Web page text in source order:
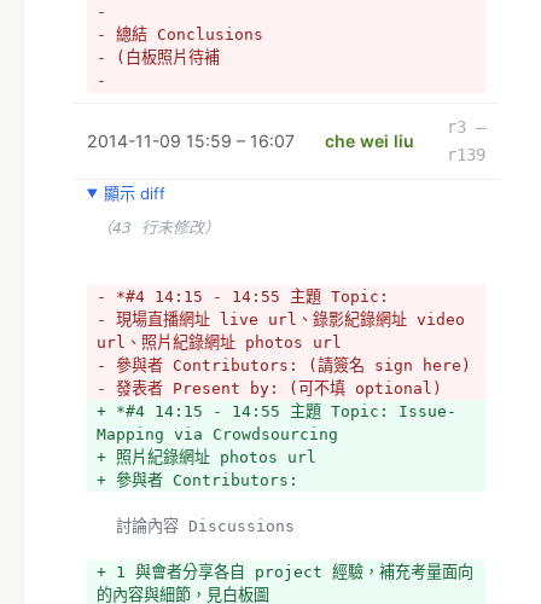
-
- 總結 Conclusions
- (白板照片待補
-
+ *與會者分享各自 project 經驗，補充考量面向
的內容與細節，見白板圖
+ *Tom Shih 聊到他想挖的坑，高雄氣爆與登革熱
之間的關係：
https://g0v.hackpad.com/NpPQ1UZc3Up
（24 行未修改）
2014-11-09 15:59 – 16:07 che wei liu
r3 –
r139
顯示 diff
（43 行未修改）
- *#4 14:15 - 14:55 主題 Topic:
- 現場直播網址 live url、錄影紀錄網址 video
url、照片紀錄網址 photos url
- 參與者 Contributors: (請簽名 sign here)
- 發表者 Present by: (可不填 optional)
+ *#4 14:15 - 14:55 主題 Topic: Issue-
Mapping via Crowdsourcing
+ 照片紀錄網址 photos url
+ 參與者 Contributors:
  討論內容 Discussions
+ 1 與會者分享各自 project 經驗，補充考量面向
的內容與細節，見白板圖